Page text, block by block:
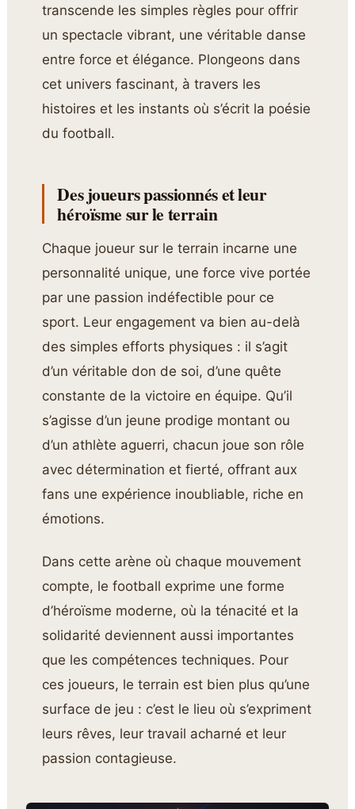
transcende les simples règles pour offrir
un spectacle vibrant, une véritable danse
entre force et élégance. Plongeons dans
cet univers fascinant, à travers les
histoires et les instants où s’écrit la poésie
du football.
Des joueurs passionnés et leur
héroïsme sur le terrain
Chaque joueur sur le terrain incarne une
personnalité unique, une force vive portée
par une passion indéfectible pour ce
sport. Leur engagement va bien au-delà
des simples efforts physiques : il s’agit
d’un véritable don de soi, d’une quête
constante de la victoire en équipe. Qu’il
s’agisse d’un jeune prodige montant ou
d’un athlète aguerri, chacun joue son rôle
avec détermination et fierté, offrant aux
fans une expérience inoubliable, riche en
émotions.
Dans cette arène où chaque mouvement
compte, le football exprime une forme
d’héroïsme moderne, où la ténacité et la
solidarité deviennent aussi importantes
que les compétences techniques. Pour
ces joueurs, le terrain est bien plus qu’une
surface de jeu : c’est le lieu où s’expriment
leurs rêves, leur travail acharné et leur
passion contagieuse.